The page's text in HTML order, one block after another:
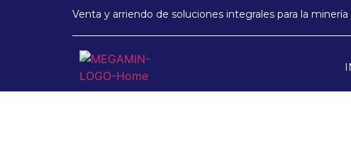
Venta y arriendo de soluciones integrales para la